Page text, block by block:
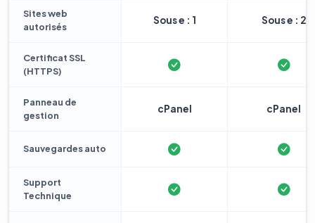
Sites web
autorisés
Sous e : 1 Sous e : 2
Certificat SSL
(HTTPS)
Panneau de
gestion
cPanel cPanel
Sauvegardes auto
Support
Technique